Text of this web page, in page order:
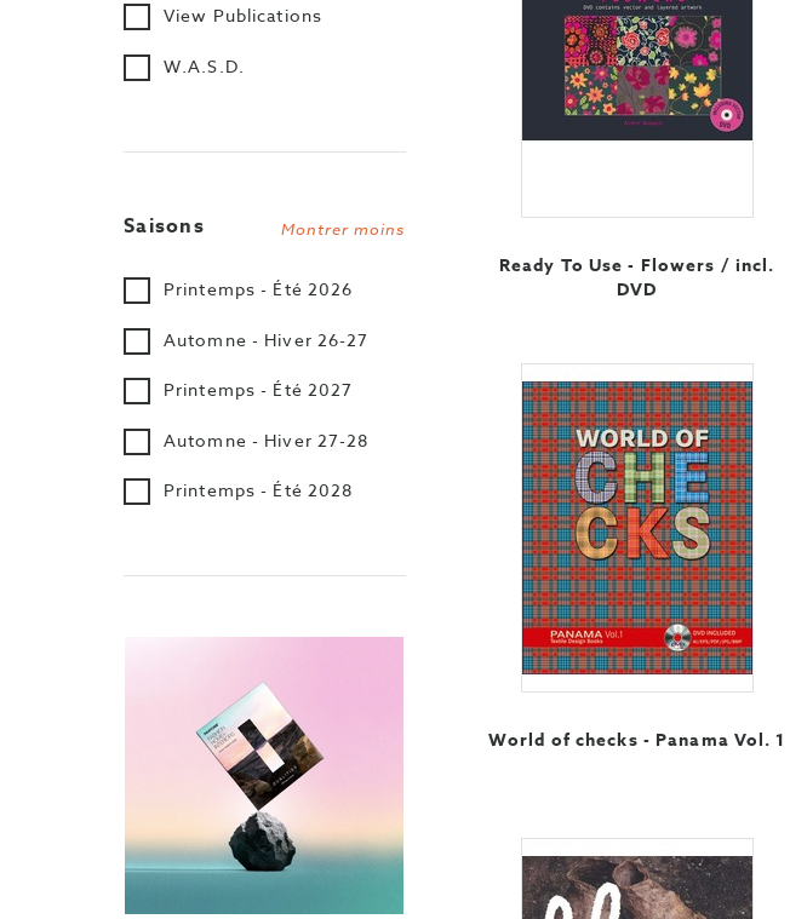
View Publications
W.A.S.D.
Saisons Montrer moins
Printemps - Été 2026
Automne - Hiver 26-27
Printemps - Été 2027
Automne - Hiver 27-28
Printemps - Été 2028
Ready To Use - Flowers / incl.
DVD
World of checks - Panama Vol. 1